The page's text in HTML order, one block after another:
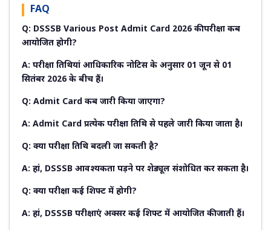
FAQ
Q: DSSSB Various Post Admit Card 2026 की परीक्षा कब
आयोजित होगी?
A: परीक्षा तिथियां आधिकारिक नोटिस के अनुसार 01 जून से 01
सितंबर 2026 के बीच हैं।
Q: Admit Card कब जारी किया जाएगा?
A: Admit Card प्रत्येक परीक्षा तिथि से पहले जारी किया जाता है।
Q: क्या परीक्षा तिथि बदली जा सकती है?
A: हां, DSSSB आवश्यकता पड़ने पर शेड्यूल संशोधित कर सकता है।
Q: क्या परीक्षा कई शिफ्ट में होगी?
A: हां, DSSSB परीक्षाएं अक्सर कई शिफ्ट में आयोजित की जाती हैं।